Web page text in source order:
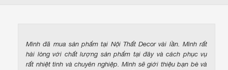
Mình đã mua sản phẩm tại Nội Thất Decor vài lần. Mình rất
hài lòng với chất lượng sản phẩm tại đây và cách phục vụ
rất nhiệt tình và chuyên nghiệp. Mình sẽ giới thiệu bạn bè và